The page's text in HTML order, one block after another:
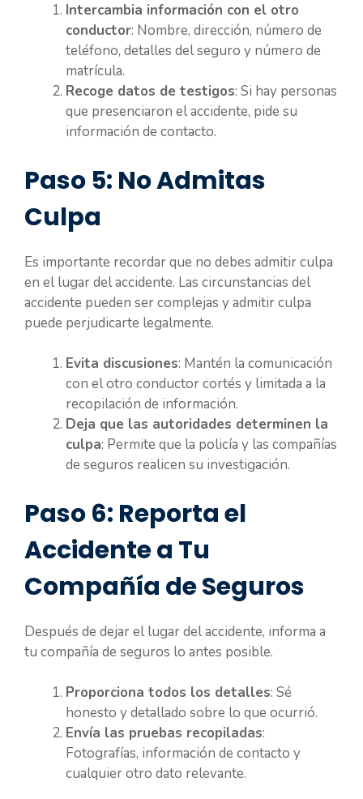
Intercambia información con el otro
conductor: Nombre, dirección, número de
teléfono, detalles del seguro y número de
matrícula.
Recoge datos de testigos: Si hay personas
que presenciaron el accidente, pide su
información de contacto.
Paso 5: No Admitas
Culpa
Es importante recordar que no debes admitir culpa
en el lugar del accidente. Las circunstancias del
accidente pueden ser complejas y admitir culpa
puede perjudicarte legalmente.
Evita discusiones: Mantén la comunicación
con el otro conductor cortés y limitada a la
recopilación de información.
Deja que las autoridades determinen la
culpa: Permite que la policía y las compañías
de seguros realicen su investigación.
Paso 6: Reporta el
Accidente a Tu
Compañía de Seguros
Después de dejar el lugar del accidente, informa a
tu compañía de seguros lo antes posible.
Proporciona todos los detalles: Sé
honesto y detallado sobre lo que ocurrió.
Envía las pruebas recopiladas:
Fotografías, información de contacto y
cualquier otro dato relevante.